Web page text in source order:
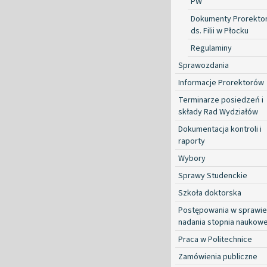
Dokumenty
ds. Filii w Płocku
Regulaminy
Sprawozdania
Informacje Prorektorów
Terminarze posiedzeń i
składy Rad Wydziałów
Dokumentacja kontroli i
raporty
Wybory
Sprawy Studenckie
Szkoła doktorska
Postępowania w sprawie
nadania stopnia
Praca w Politechnice
Zamówienia publiczne